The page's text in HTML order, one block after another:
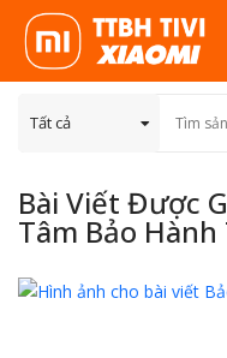
Bài Viết Được
Tâm Bảo